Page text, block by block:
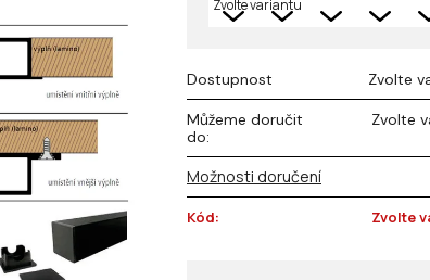
Dostupnost Zvolte
Můžeme doručit
do:
Zvolte
Možnosti doručení
Kód: Zvolte